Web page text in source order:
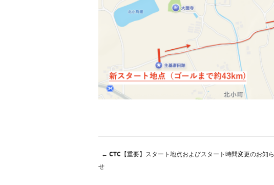
投稿ナビゲーション
← CTC【重要】スタート地点およびスタート時間変更のお知ら
せ